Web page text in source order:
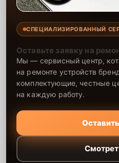
СПЕЦИАЛИЗИРОВАННЫЙ
Оставьте заявку на
Мы — сервисный центр,
на ремонте устройств
комплектующие, честные
на каждую работу.